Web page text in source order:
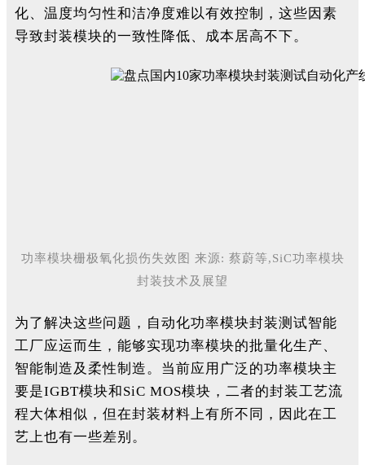
化、温度均匀性和洁净度难以有效控制，这些因素
导致封装模块的一致性降低、成本居高不下。
功率模块栅极氧化损伤失效图 来源: 蔡蔚等,SiC功率模块
封装技术及展望
为了解决这些问题，自动化功率模块封装测试智能
工厂应运而生，能够实现功率模块的批量化生产、
智能制造及柔性制造。当前应用广泛的功率模块主
要是IGBT模块和SiC MOS模块，二者的封装工艺流
程大体相似，但在封装材料上有所不同，因此在工
艺上也有一些差别。